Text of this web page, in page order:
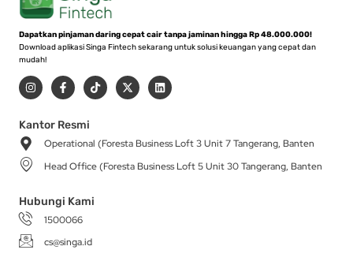
Dapatkan pinjaman daring cepat cair tanpa jaminan hingga Rp 48.000.000!
Download aplikasi Singa Fintech sekarang untuk solusi keuangan yang cepat dan
mudah!
I
n
s
a
g
r
a
m
F
a
c
b
o
-
T
i
k
X
-
t
t
r
L
i
n
i
Kantor Resmi
Operational (Foresta Business Loft 3 Unit 7 Tangerang, Banten
Head Office (Foresta Business Loft 5 Unit 30 Tangerang, Banten
Hubungi Kami
1500066
cs@singa.id